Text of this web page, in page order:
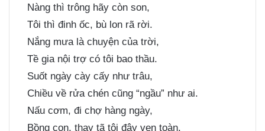
Nàng thì trông hãy còn son,
Tôi thì đinh ốc, bù lon rã rời.
Nắng mưa là chuyện của trời,
Tề gia nội trợ có tôi bao thầu.
Suốt ngày cày cấy như trâu,
Chiều về rửa chén cũng “ngầu” như ai.
Nấu cơm, đi chợ hàng ngày,
Bồng con, thay tã tôi đây vẹn toàn.